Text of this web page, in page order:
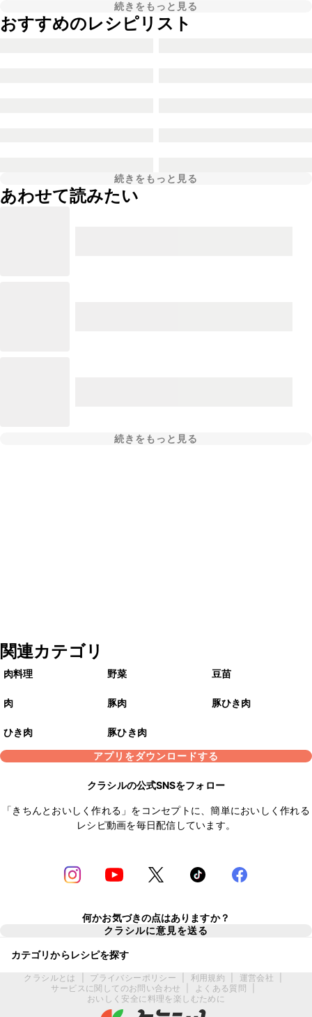
続きをもっと見る
おすすめのレシピリスト
続きをもっと見る
あわせて読みたい
続きをもっと見る
関連カテゴリ
肉料理 野菜 豆苗
肉 豚肉 豚ひき肉
ひき肉
豚ひき肉
アプリをダウンロードする
クラシルの公式SNSをフォロー
「きちんとおいしく作れる」をコンセプトに、簡単においしく作れる
レシピ動画を毎日配信しています。
何かお気づきの点はありますか？
クラシルに意見を送る
カテゴリからレシピを探す
クラシルとは プライバシーポリシー 利用規約 運営会社
サービスに関してのお問い合わせ
よくある質問
おいしく安全に料理を楽しむために